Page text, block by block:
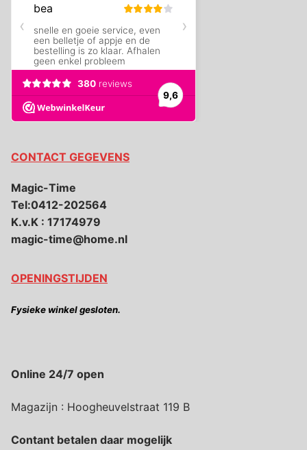
CONTACT GEGEVENS
Magic-Time
Tel:0412-202564
K.v.K : 17174979
magic-time@home.nl
OPENINGSTIJDEN
Fysieke winkel gesloten.
Online 24/7 open
Magazijn : Hoogheuvelstraat 119 B
Contant betalen daar mogelijk